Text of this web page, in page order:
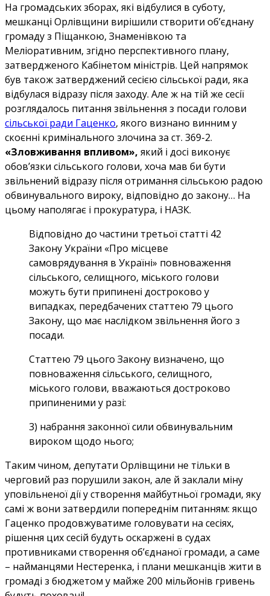
На громадських зборах, які відбулися в суботу,
мешканці Орлівщини вирішили створити об’єднану
громаду з Піщанкою, Знаменівкою та
Меліоративним, згідно перспективного плану,
затвердженого Кабінетом міністрів. Цей напрямок
був також затверджений сесією сільської ради, яка
відбулася відразу після заходу. Але ж на тій же сесії
розглядалось питання звільнення з посади голови
сільської ради Гаценко, якого визнано винним у
скоєнні кримінального злочина за ст. 369-2.
«Зловживання впливом», який і досі виконує
обов’язки сільського голови, хоча мав би бути
звільнений відразу після отримання сільською радою
обвинувального вироку, відповідно до закону… На
цьому наполягає і прокуратура, і НАЗК.
Відповідно до частини третьої статті 42
Закону України «Про місцеве
самоврядування в Україні» повноваження
сільського, селищного, міського голови
можуть бути припинені достроково у
випадках, передбачених статтею 79 цього
Закону, що має наслідком звільнення його з
посади.
Статтею 79 цього Закону визначено, що
повноваження сільського, селищного,
міського голови, вважаються достроково
припиненими у разі:
3) набрання законної сили обвинувальним
вироком щодо нього;
Таким чином, депутати Орлівщини не тільки в
черговий раз порушили закон, але й заклали міну
уповільненої дії у створення майбутньої громади, яку
самі ж вони затвердили попереднім питанням: якщо
Гаценко продовжуватиме головувати на сесіях,
рішення цих сесій будуть оскаржені в судах
противниками створення об’єднаної громади, а саме
– найманцями Нестеренка, і плани мешканців жити в
громаді з бюджетом у майже 200 мільйонів гривень